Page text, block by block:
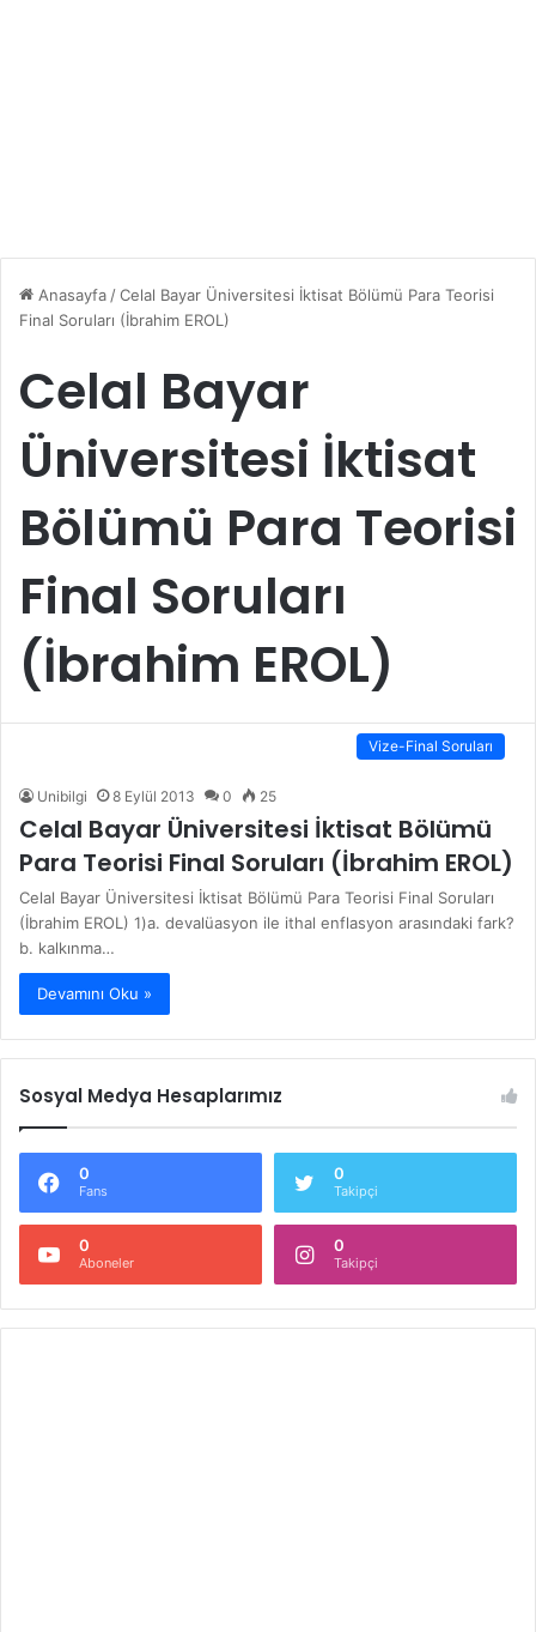
Anasayfa /Celal Bayar Üniversitesi İktisat Bölümü Para Teorisi
Final Soruları (İbrahim EROL)
Celal Bayar
Üniversitesi İktisat
Bölümü Para Teorisi
Final Soruları
(İbrahim EROL)
Vize-Final Soruları
Unibilgi 8 Eylül 2013 0 25
Celal Bayar Üniversitesi İktisat Bölümü
Para Teorisi Final Soruları (İbrahim EROL)
Celal Bayar Üniversitesi İktisat Bölümü Para Teorisi Final Soruları
(İbrahim EROL) 1)a. devalüasyon ile ithal enflasyon arasındaki fark?
b. kalkınma…
Devamını Oku »
Sosyal Medya Hesaplarımız
0
Fans
0
Takipçi
0
Aboneler
0
Takipçi